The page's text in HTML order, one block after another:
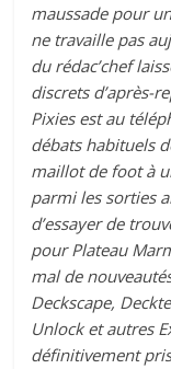
maussade pour
ne travaille pas
du rédac’chef
discrets d’après-
Pixies est au
débats habituels
maillot de foot à
parmi les sorties
d’essayer de
pour Plateau
mal de
Deckscape,
Unlock et autres
définitivement